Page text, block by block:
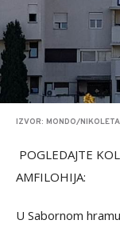
IZVOR: MONDO/
POGLEDAJTE
AMFILOHIJA:
U Sabornom